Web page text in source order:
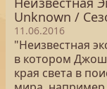
Unknown /
11.06.2016
"Неизвестная
в котором Джош
края света в